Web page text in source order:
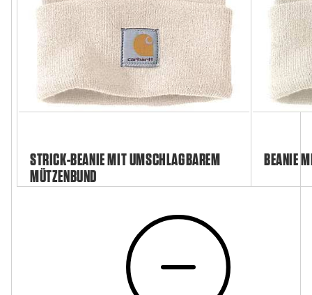
STRICK-BEANIE MIT UMSCHLAGBAREM
MÜTZENBUND
BEANIE